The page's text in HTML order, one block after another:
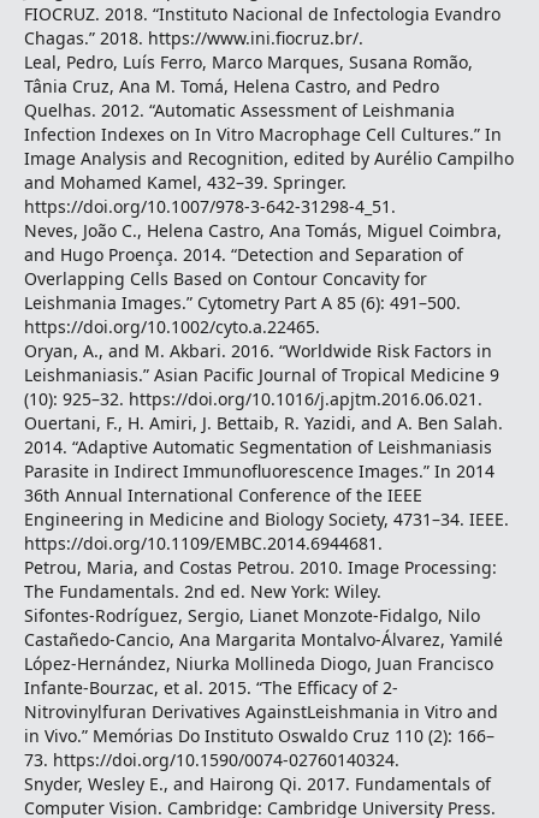
FIOCRUZ. 2018. “Instituto Nacional de Infectologia Evandro
Chagas.” 2018. https://www.ini.fiocruz.br/.
Leal, Pedro, Luís Ferro, Marco Marques, Susana Romão,
Tânia Cruz, Ana M. Tomá, Helena Castro, and Pedro
Quelhas. 2012. “Automatic Assessment of Leishmania
Infection Indexes on In Vitro Macrophage Cell Cultures.” In
Image Analysis and Recognition, edited by Aurélio Campilho
and Mohamed Kamel, 432–39. Springer.
https://doi.org/10.1007/978-3-642-31298-4_51.
Neves, João C., Helena Castro, Ana Tomás, Miguel Coimbra,
and Hugo Proença. 2014. “Detection and Separation of
Overlapping Cells Based on Contour Concavity for
Leishmania Images.” Cytometry Part A 85 (6): 491–500.
https://doi.org/10.1002/cyto.a.22465.
Oryan, A., and M. Akbari. 2016. “Worldwide Risk Factors in
Leishmaniasis.” Asian Pacific Journal of Tropical Medicine 9
(10): 925–32. https://doi.org/10.1016/j.apjtm.2016.06.021.
Ouertani, F., H. Amiri, J. Bettaib, R. Yazidi, and A. Ben Salah.
2014. “Adaptive Automatic Segmentation of Leishmaniasis
Parasite in Indirect Immunofluorescence Images.” In 2014
36th Annual International Conference of the IEEE
Engineering in Medicine and Biology Society, 4731–34. IEEE.
https://doi.org/10.1109/EMBC.2014.6944681.
Petrou, Maria, and Costas Petrou. 2010. Image Processing:
The Fundamentals. 2nd ed. New York: Wiley.
Sifontes-Rodríguez, Sergio, Lianet Monzote-Fidalgo, Nilo
Castañedo-Cancio, Ana Margarita Montalvo-Álvarez, Yamilé
López-Hernández, Niurka Mollineda Diogo, Juan Francisco
Infante-Bourzac, et al. 2015. “The Efficacy of 2-
Nitrovinylfuran Derivatives AgainstLeishmania in Vitro and
in Vivo.” Memórias Do Instituto Oswaldo Cruz 110 (2): 166–
73. https://doi.org/10.1590/0074-02760140324.
Snyder, Wesley E., and Hairong Qi. 2017. Fundamentals of
Computer Vision. Cambridge: Cambridge University Press.